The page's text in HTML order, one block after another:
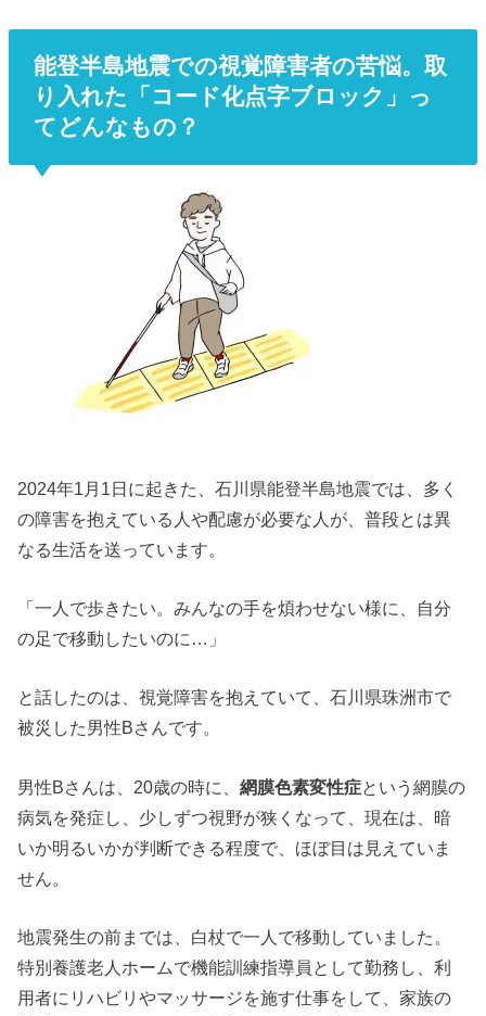
能登半島地震での視覚障害者の苦悩。取
り入れた「コード化点字ブロック」っ
てどんなもの？
2024年1月1日に起きた、石川県能登半島地震では、多く
の障害を抱えている人や配慮が必要な人が、普段とは異
なる生活を送っています。
「一人で歩きたい。みんなの手を煩わせない様に、自分
の足で移動したいのに…」
と話したのは、視覚障害を抱えていて、石川県珠洲市で
被災した男性Bさんです。
男性Bさんは、20歳の時に、網膜色素変性症という網膜の
病気を発症し、少しずつ視野が狭くなって、現在は、暗
いか明るいかが判断できる程度で、ほぼ目は見えていま
せん。
地震発生の前までは、白杖で一人で移動していました。
特別養護老人ホームで機能訓練指導員として勤務し、利
用者にリハビリやマッサージを施す仕事をして、家族の